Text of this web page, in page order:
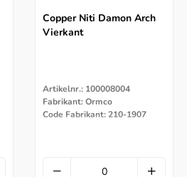
Copper Niti Damon Arch
Vierkant
Artikelnr.: 100008004
Fabrikant: Ormco
Code Fabrikant: 210-1907